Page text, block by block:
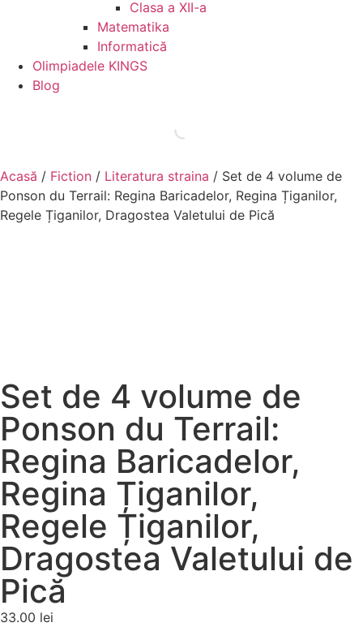
Clasa a XII-a
Matematika
Informatică
Olimpiadele KINGS
Blog
Acasă / Fiction / Literatura straina / Set de 4 volume de
Ponson du Terrail: Regina Baricadelor, Regina Țiganilor,
Regele Țiganilor, Dragostea Valetului de Pică
Set de 4 volume de
Ponson du Terrail:
Regina Baricadelor,
Regina Țiganilor,
Regele Țiganilor,
Dragostea Valetului de
Pică
33.00 lei